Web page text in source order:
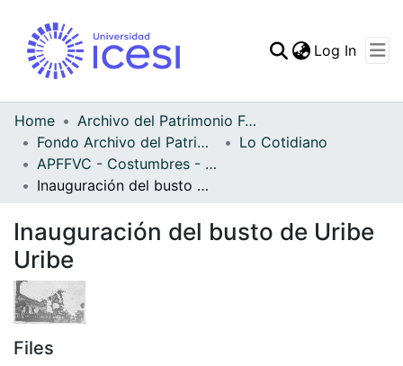
Statistics
Log In
Home
Archivo del Patrimonio Fotográfico y Fílmico del Valle del Cauca
Fondo Archivo del Patrimonio Fotográfico y Fílmico del Valle del Cauca
Lo Cotidiano
APFFVC - Costumbres - Patrimonial
Inauguración del busto de Uribe Uribe
Inauguración del busto de Uribe
Uribe
Files